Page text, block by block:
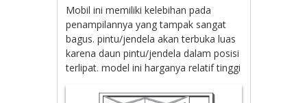
Mobil ini memiliki kelebihan pada
penampilannya yang tampak sangat
bagus. pintu/jendela akan terbuka luas
karena daun pintu/jendela dalam posisi
terlipat. model ini harganya relatif tinggi